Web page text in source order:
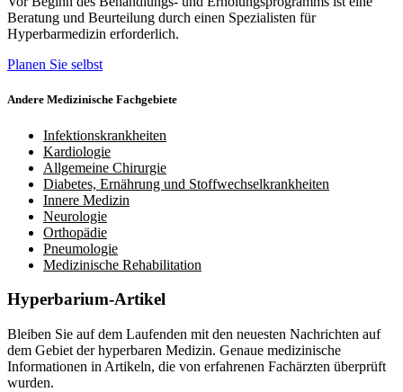
Beratung und Beurteilung durch einen Spezialisten für
Hyperbarmedizin erforderlich.
Planen Sie selbst
Andere Medizinische Fachgebiete
Infektionskrankheiten
Kardiologie
Allgemeine Chirurgie
Diabetes, Ernährung und Stoffwechselkrankheiten
Innere Medizin
Neurologie
Orthopädie
Pneumologie
Medizinische Rehabilitation
Hyperbarium-Artikel
Bleiben Sie auf dem Laufenden mit den neuesten Nachrichten auf
dem Gebiet der hyperbaren Medizin. Genaue medizinische
Informationen in Artikeln, die von erfahrenen Fachärzten überprüft
wurden.